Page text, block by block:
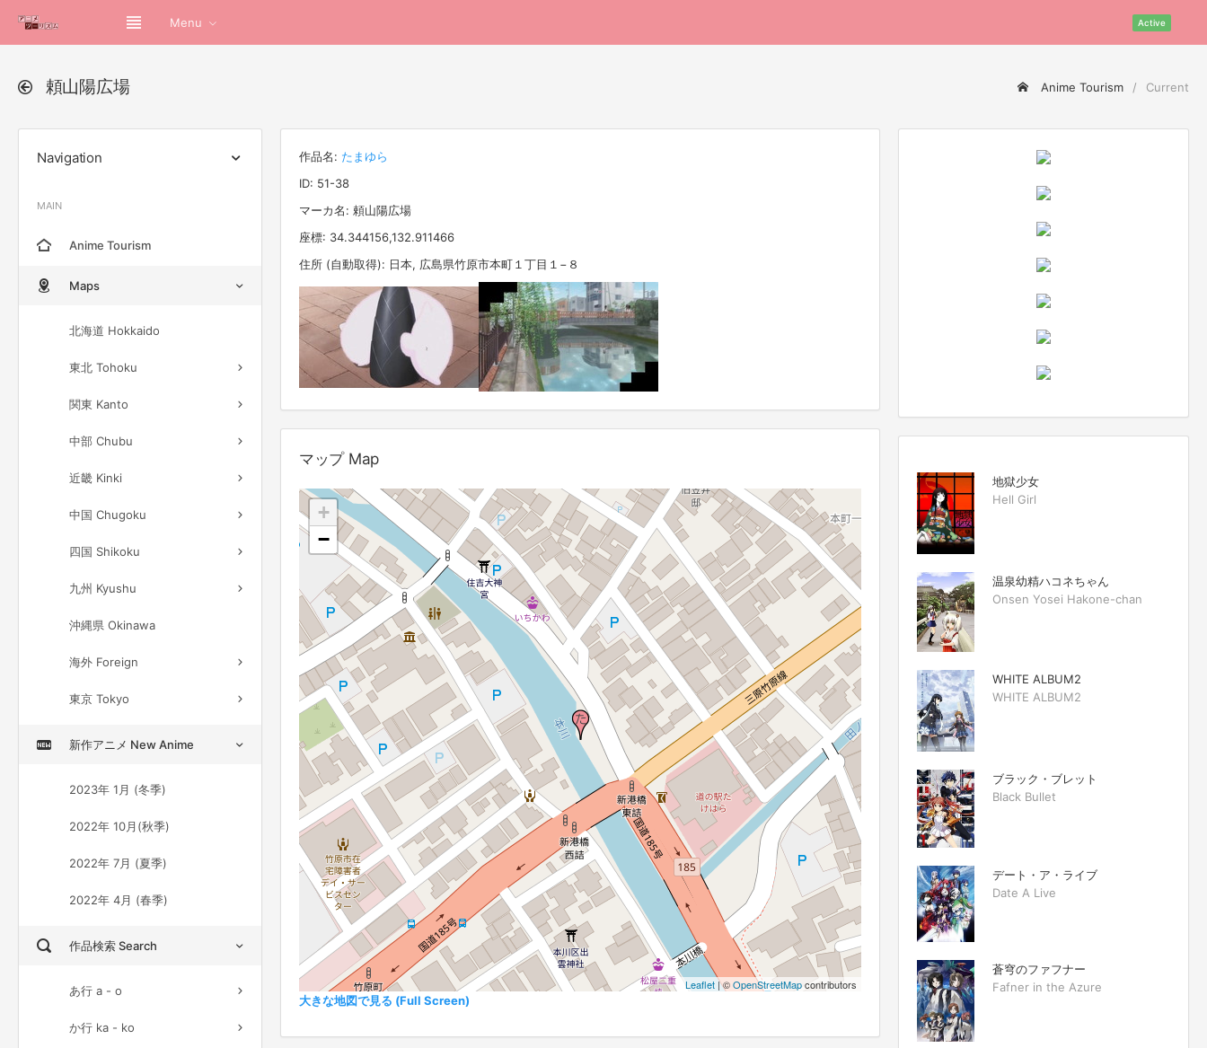
Menu Active
頼山陽広場 Anime Tourism Current
Navigation
MAIN
Anime Tourism
Maps
北海道 Hokkaido
東北 Tohoku
関東 Kanto
中部 Chubu
近畿 Kinki
中国 Chugoku
四国 Shikoku
九州 Kyushu
沖縄県 Okinawa
海外 Foreign
東京 Tokyo
新作アニメ New Anime
2023年 1月 (冬季)
2022年 10月(秋季)
2022年 7月 (夏季)
2022年 4月 (春季)
作品検索 Search
あ行 a - o
か行 ka - ko
作品名: たまゆら
ID: 51-38
マーカ名: 頼山陽広場
座標: 34.344156,132.911466
住所 (自動取得): 日本, 広島県竹原市本町１丁目１−８
マップ Map
+
−
Leaflet | ©OpenStreetMapcontributors
大きな地図で見る (Full Screen)
地獄少女
Hell Girl
温泉幼精ハコネちゃん
Onsen Yosei Hakone-chan
WHITE ALBUM2
WHITE ALBUM2
ブラック・ブレット
Black Bullet
デート・ア・ライブ
Date A Live
蒼穹のファフナー
Fafner in the Azure